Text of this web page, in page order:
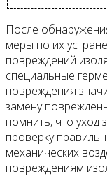
После
меры по их
повреждений
специальные
повреждения
замену
помнить, что уход
проверку
механических
повреждениям